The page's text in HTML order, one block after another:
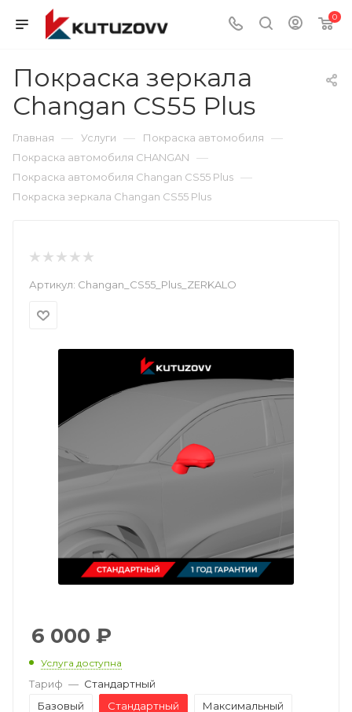
0
Покраска зеркала
Changan CS55 Plus
Главная — Услуги — Покраска автомобиля —
Покраска автомобиля CHANGAN —
Покраска автомобиля Changan CS55 Plus —
Покраска зеркала Changan CS55 Plus
Артикул: Changan_CS55_Plus_ZERKALO
6 000 ₽
Услуга доступна
Тариф — Стандартный
Базовый
Стандартный Максимальный